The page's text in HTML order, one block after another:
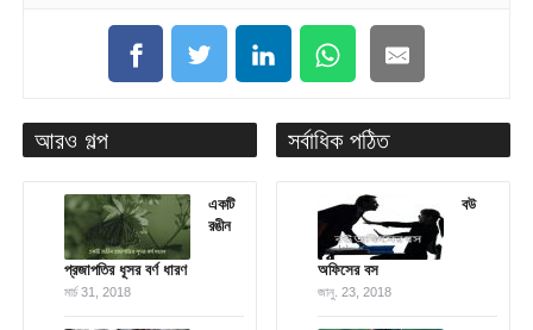
আরও গল্প
একটি
রঙীন
প্রজাপতির ধূসর বর্ণ ধারণ
মার্চ 31, 2018
সর্বাধিক পঠিত
বউ
অফিসের বস
জানু. 23, 2018